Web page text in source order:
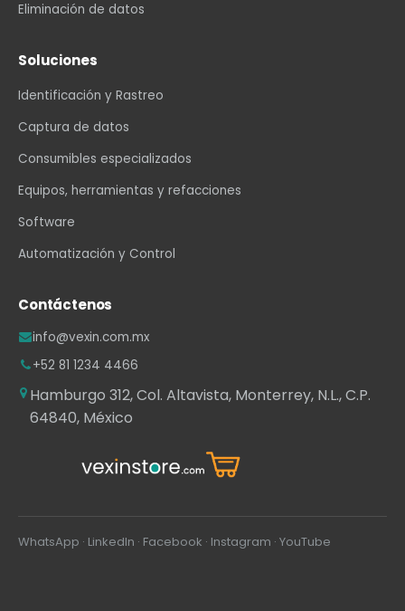
Eliminación de datos
Soluciones
Identificación y Rastreo
Captura de datos
Consumibles especializados
Equipos, herramientas y refacciones
Software
Automatización y Control
Contáctenos
info@vexin.com.mx
+52 81 1234 4466
Hamburgo 312, Col. Altavista, Monterrey, N.L., C.P.
64840, México
WhatsApp · LinkedIn · Facebook · Instagram · YouTube